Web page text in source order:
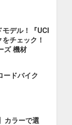
デル！『UCI
チェック！
ズ 機材
ードバイク
カラーで選